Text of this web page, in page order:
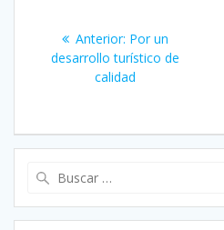
entradas
Anterior: Entrada
anterior:
Por un
desarrollo turístico de
calidad